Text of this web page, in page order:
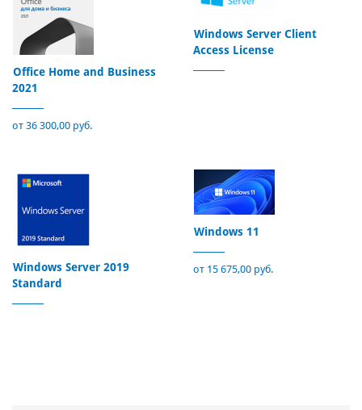
Office Home and Business
2021
от 36 300,00 руб.
Windows Server Client
Access License
Windows Server 2019
Standard
Windows 11
от 15 675,00 руб.